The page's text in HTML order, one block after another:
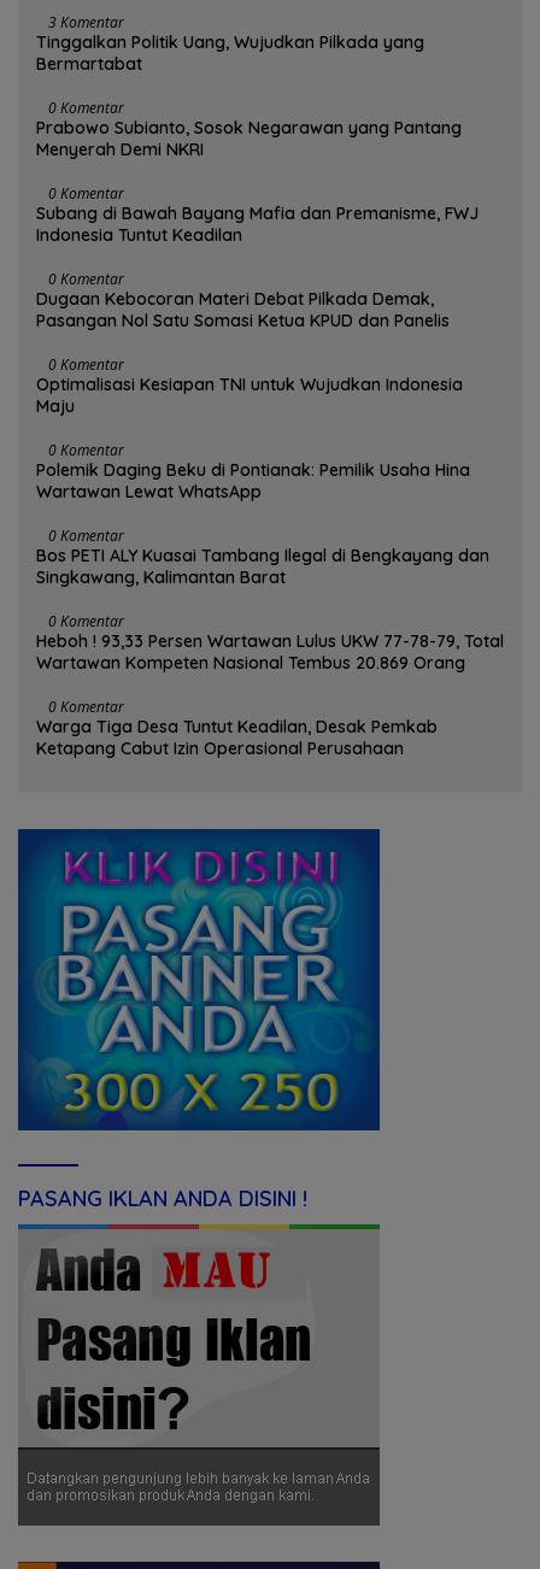
3 Komentar
Tinggalkan Politik Uang, Wujudkan Pilkada yang
Bermartabat
0 Komentar
Prabowo Subianto, Sosok Negarawan yang Pantang
Menyerah Demi NKRI
0 Komentar
Subang di Bawah Bayang Mafia dan Premanisme, FWJ
Indonesia Tuntut Keadilan
0 Komentar
Dugaan Kebocoran Materi Debat Pilkada Demak,
Pasangan Nol Satu Somasi Ketua KPUD dan Panelis
0 Komentar
Optimalisasi Kesiapan TNI untuk Wujudkan Indonesia
Maju
0 Komentar
Polemik Daging Beku di Pontianak: Pemilik Usaha Hina
Wartawan Lewat WhatsApp
0 Komentar
Bos PETI ALY Kuasai Tambang Ilegal di Bengkayang dan
Singkawang, Kalimantan Barat
0 Komentar
Heboh ! 93,33 Persen Wartawan Lulus UKW 77-78-79, Total
Wartawan Kompeten Nasional Tembus 20.869 Orang
0 Komentar
Warga Tiga Desa Tuntut Keadilan, Desak Pemkab
Ketapang Cabut Izin Operasional Perusahaan
PASANG IKLAN ANDA DISINI !